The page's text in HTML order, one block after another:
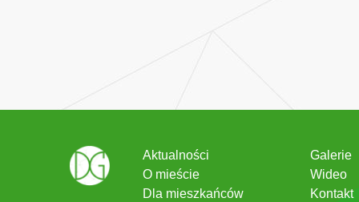
Aktualności
O mieście
Dla mieszkańców
Galerie
Wideo
Kontakt